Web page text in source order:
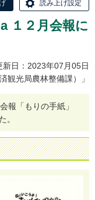
読み上げ設定
１２月会報に
日：2023年07月05日
観光局農林整備課）」
会報 「 も りの手紙 」
た 。